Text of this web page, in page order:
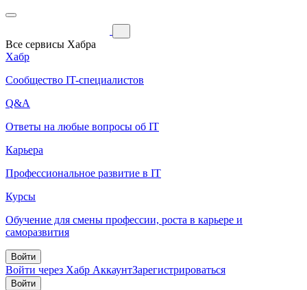
Все сервисы Хабра
Хабр
Сообщество IT-специалистов
Q&A
Ответы на любые вопросы об IT
Карьера
Профессиональное развитие в IT
Курсы
Обучение для смены профессии, роста в карьере и
саморазвития
Войти
Войти через Хабр АккаунтЗарегистрироваться
Войти